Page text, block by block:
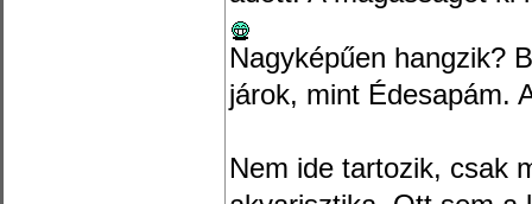
Nagyképűen hangzik?
járok, mint Édesapám.
Nem ide tartozik, csak